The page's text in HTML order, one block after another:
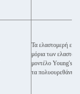
Τα ελαστομερή
μόρια των
μοντέλο Young's
τα πολυουρεθάνια